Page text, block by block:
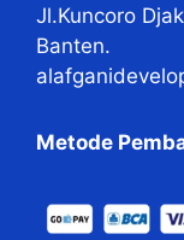
Jl.Kuncoro
Banten.
Metode